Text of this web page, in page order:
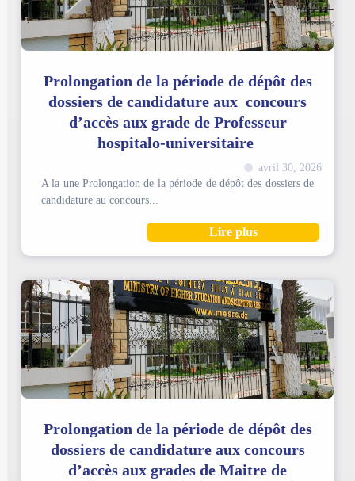
Prolongation de la période de dépôt des
dossiers de candidature aux concours
d’accès aux grade de Professeur
hospitalo-universitaire
avril 30, 2026
A la une Prolongation de la période de dépôt des dossiers de
candidature au concours...
Lire plus
Prolongation de la période de dépôt des
dossiers de candidature aux concours
d’accès aux grades de Maitre de